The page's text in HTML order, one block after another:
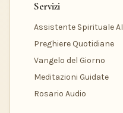
Servizi
Assistente Spirituale AI
Preghiere Quotidiane
Vangelo del Giorno
Meditazioni Guidate
Rosario Audio